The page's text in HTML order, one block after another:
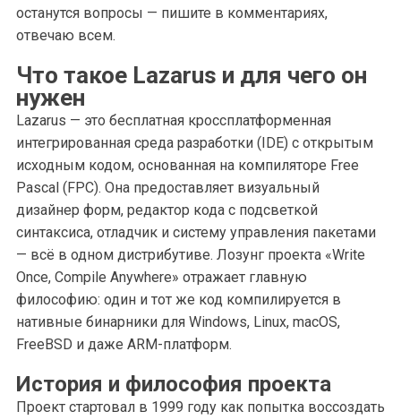
останутся вопросы — пишите в комментариях,
отвечаю всем.
Что такое Lazarus и для чего он
нужен
Lazarus — это бесплатная кроссплатформенная
интегрированная среда разработки (IDE) с открытым
исходным кодом, основанная на компиляторе Free
Pascal (FPC). Она предоставляет визуальный
дизайнер форм, редактор кода с подсветкой
синтаксиса, отладчик и систему управления пакетами
— всё в одном дистрибутиве. Лозунг проекта «Write
Once, Compile Anywhere» отражает главную
философию: один и тот же код компилируется в
нативные бинарники для Windows, Linux, macOS,
FreeBSD и даже ARM-платформ.
История и философия проекта
Проект стартовал в 1999 году как попытка воссоздать